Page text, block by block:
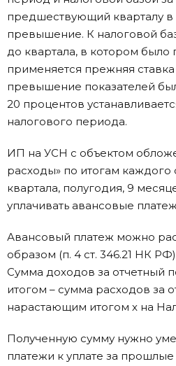
предшествующий кварталу
превышение. К налоговой
до квартала, в котором
применяется прежняя ставка
превышение показателей
20 процентов
налогового периода.
ИП на УСН с объектом
расходы» по итогам каждого
квартала, полугодия, 9
уплачивать авансовые
Авансовый платеж можно
образом (п. 4 ст. 346.21 НК
Сумма доходов за отчетный
итогом – сумма расходов за
нарастающим итогом х на
Полученную сумму нужно
платежи к уплате за